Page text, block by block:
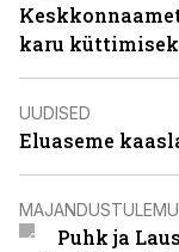
karu
UUDISED
Eluaseme
Puhk ja